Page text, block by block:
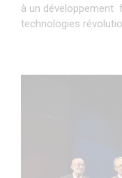
à un développement
technologies